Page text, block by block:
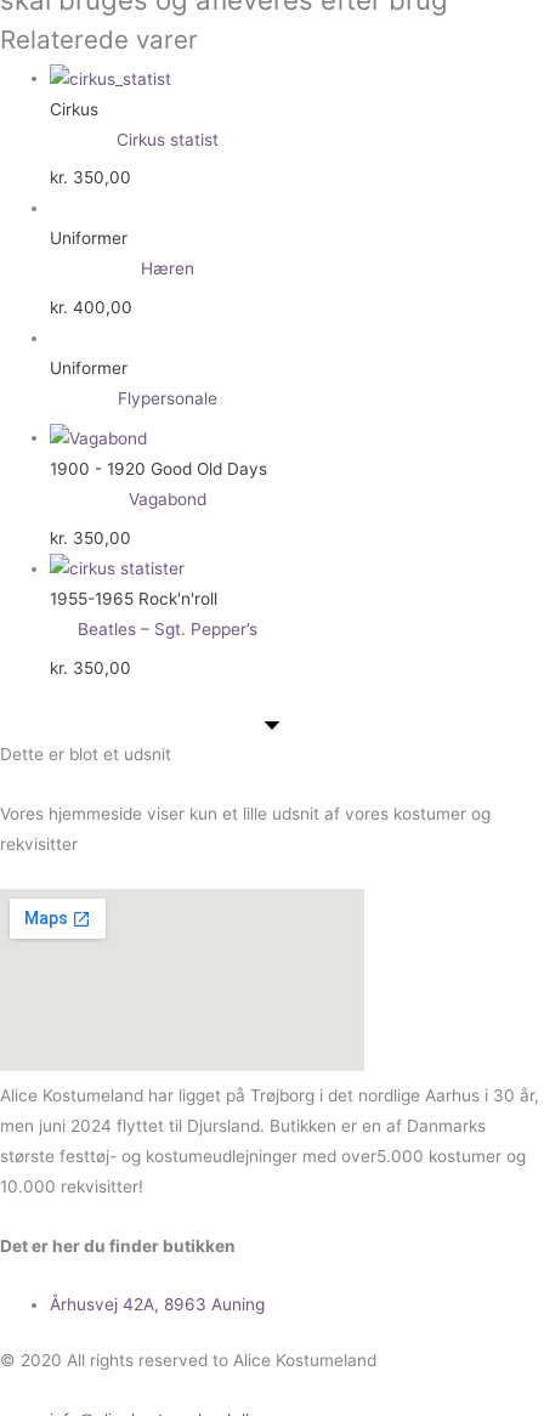
Relaterede varer
Cirkus
Cirkus statist
kr. 350,00
Uniformer
Hæren
kr. 400,00
Uniformer
Flypersonale
1900 - 1920 Good Old Days
Vagabond
kr. 350,00
1955-1965 Rock'n'roll
Beatles – Sgt. Pepper’s
kr. 350,00
Dette er blot et udsnit
Vores hjemmeside viser kun et lille udsnit af vores kostumer og
rekvisitter
Alice Kostumeland har ligget på Trøjborg i det nordlige Aarhus i 30 år,
men juni 2024 flyttet til Djursland. Butikken er en af Danmarks
største festtøj- og kostumeudlejninger med over5.000 kostumer og
10.000 rekvisitter!
Det er her du finder butikken
Århusvej 42A, 8963 Auning
© 2020 All rights reserved to Alice Kostumeland